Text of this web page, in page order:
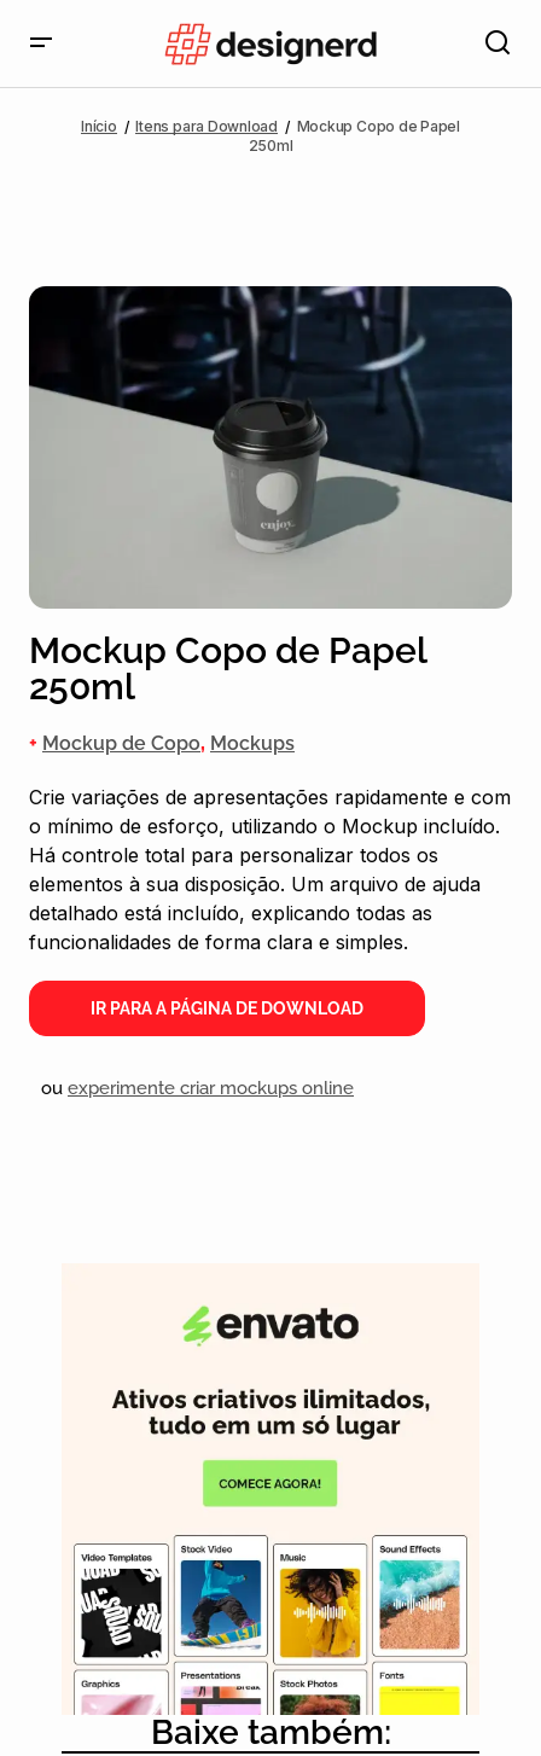
Início Itens para Download
Mockup Copo de Papel
250ml
Mockup Copo de Papel
250ml
+ Mockup de Copo, Mockups
Crie variações de apresentações rapidamente e com
o mínimo de esforço, utilizando o Mockup incluído.
Há controle total para personalizar todos os
elementos à sua disposição. Um arquivo de ajuda
detalhado está incluído, explicando todas as
funcionalidades de forma clara e simples.
IR PARA A PÁGINA DE DOWNLOAD
ou experimente criar mockups online
Baixe também: